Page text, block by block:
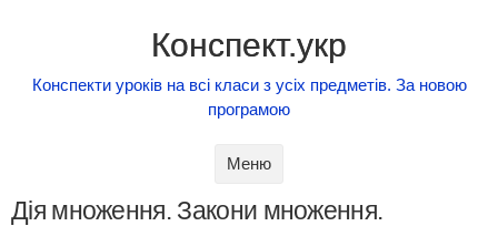
Конспект.укр
Конспекти уроків на всі класи з усіх предметів. За новою
програмою
Меню
Дія множення. Закони множення.